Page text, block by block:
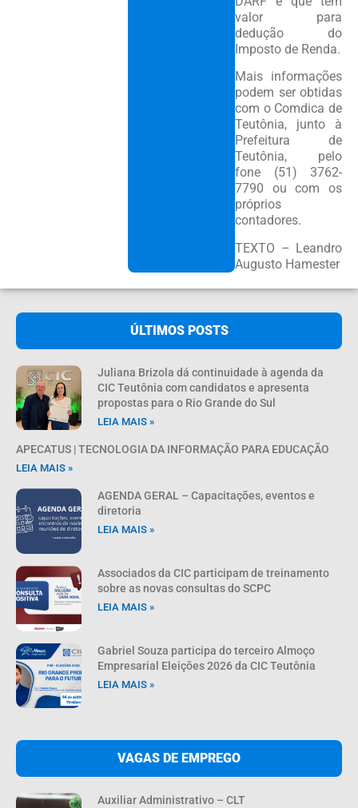
valor para
dedução do
Imposto de Renda.
Mais informações
podem ser obtidas
com o Comdica de
Teutônia, junto à
Prefeitura de
Teutônia, pelo
fone (51) 3762-
7790 ou com os
próprios
contadores.
TEXTO – Leandro
Augusto Hamester
ÚLTIMOS POSTS
Juliana Brizola dá continuidade à agenda da
CIC Teutônia com candidatos e apresenta
propostas para o Rio Grande do Sul
LEIA MAIS »
APECATUS | TECNOLOGIA DA INFORMAÇÃO PARA EDUCAÇÃO
LEIA MAIS »
AGENDA GERAL – Capacitações, eventos e
diretoria
LEIA MAIS »
Associados da CIC participam de treinamento
sobre as novas consultas do SCPC
LEIA MAIS »
Gabriel Souza participa do terceiro Almoço
Empresarial Eleições 2026 da CIC Teutônia
LEIA MAIS »
VAGAS DE EMPREGO
Auxiliar Administrativo – CLT